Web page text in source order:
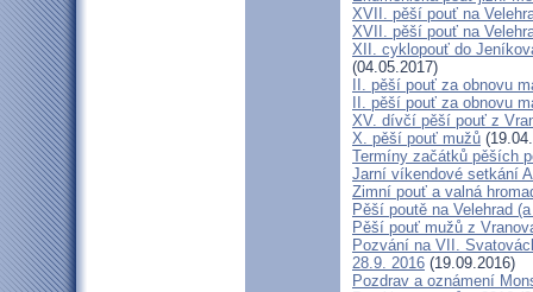
XVII. pěší pouť na
XVII. pěší pouť na
XII. cyklopouť do
(04.05.2017)
II. pěší pouť za obnovu
II. pěší pouť za obnovu
XV. dívčí pěší pouť z
X. pěší pouť mužů
Termíny začátků pěších
Jarní víkendové setkání
Zimní pouť a valná
Pěší poutě na Velehrad
Pěší pouť mužů z
Pozvání na VII.
28.9. 2016 (19.09.2016)
Pozdrav a oznámení